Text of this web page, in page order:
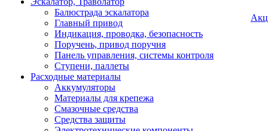
Балюстрада эскалатора
Главный привод
Индикация, проводка, безопасность
Поручень, привод поручня
Панель управления, системы контроля
Ступени, паллеты
Расходные материалы
Аккумуляторы
Материалы для крепежа
Смазочные средства
Средства защиты